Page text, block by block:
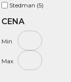
Stedman (5)
CENA
Min
Max